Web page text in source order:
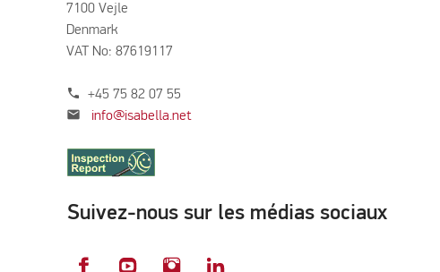
7100 Vejle
Denmark
VAT No: 87619117
phone +45 75 82 07 55
mail info@isabella.net
Suivez-nous sur les médias sociaux